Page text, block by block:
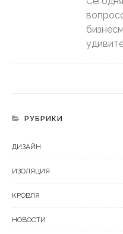
РУБРИКИ
ДИЗАЙН
ИЗОЛЯЦИЯ
КРОВЛЯ
НОВОСТИ